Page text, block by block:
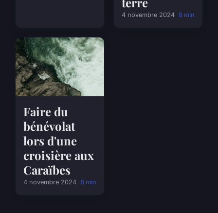
4 novembre 2024 8 min
Faire du
bénévolat
lors d'une
croisière aux
Caraïbes
4 novembre 2024 8 min